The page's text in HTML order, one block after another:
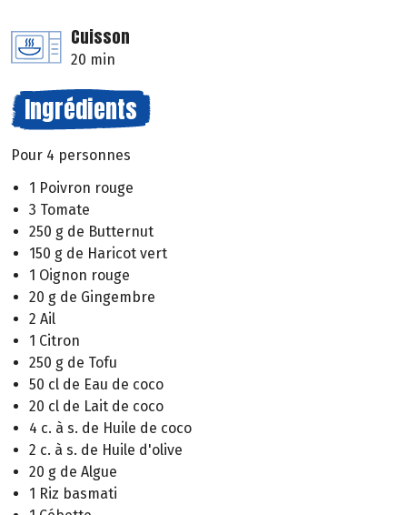
Cuisson
20 min
Ingrédients
Pour 4 personnes
1 Poivron rouge
3 Tomate
250 g de Butternut
150 g de Haricot vert
1 Oignon rouge
20 g de Gingembre
2 Ail
1 Citron
250 g de Tofu
50 cl de Eau de coco
20 cl de Lait de coco
4 c. à s. de Huile de coco
2 c. à s. de Huile d'olive
20 g de Algue
1 Riz basmati